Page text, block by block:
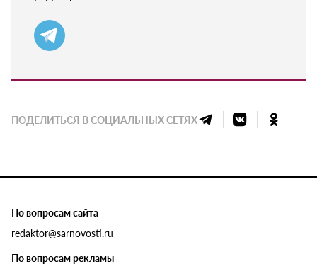
ПОДЕЛИТЬСЯ В СОЦИАЛЬНЫХ СЕТЯХ
По вопросам сайта
redaktor@sarnovosti.ru
По вопросам рекламы